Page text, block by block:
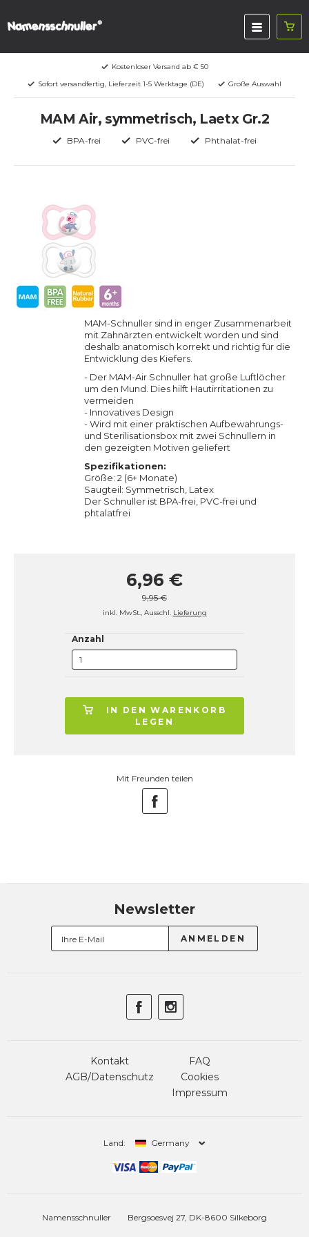
Kostenloser Versand ab € 50
Sofort versandfertig, Lieferzeit 1-5 Werktage (DE)
Große Auswahl
MAM Air, symmetrisch, Laetx Gr.2
BPA-frei PVC-frei Phthalat-frei
MAM-Schnuller sind in enger Zusammenarbeit
mit Zahnärzten entwickelt worden und sind
deshalb anatomisch korrekt und richtig für die
Entwicklung des Kiefers.
- Der MAM-Air Schnuller hat große Luftlöcher
um den Mund. Dies hilft Hautirritationen zu
vermeiden
- Innovatives Design
- Wird mit einer praktischen Aufbewahrungs-
und Sterilisationsbox mit zwei Schnullern in
den gezeigten Motiven geliefert
Spezifikationen:
Größe: 2 (6+ Monate)
Saugteil: Symmetrisch, Latex
Der Schnuller ist BPA-frei, PVC-frei und
phtalatfrei
6,96 €
9,95 €
inkl. MwSt., Ausschl. Lieferung
Anzahl
IN DEN WARENKORB
LEGEN
Mit Freunden teilen
Newsletter
Kontakt
AGB/Datenschutz
FAQ
Cookies
Impressum
Land: Germany
Namensschnuller Bergsoesvej 27, DK-8600 Silkeborg